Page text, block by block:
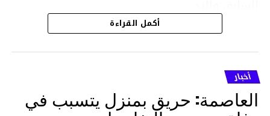
هذا وقد تمكن أعوان مركز الأمن الوطني بحي
هلال في توقيت قياسي من محاصرة المشتبه به
والقبض عليه وإحالته على التحقيق في خصوص
ما نُسبه إليه.
أكمل القراءة
أخبار
العاصمة: حريق بمنزل يتسبب في